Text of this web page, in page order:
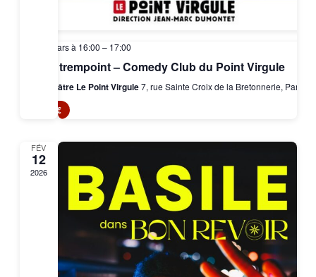
1 mars à 16:00 – 17:00
Le trempoint – Comedy Club du Point Virgule
Théâtre Le Point Virgule7, rue Sainte Croix de la Bretonnerie, Paris
3€
FÉV
12
2026